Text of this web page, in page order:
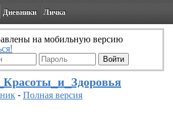
Дневники Личка
на мобильную версию
-Полная версия